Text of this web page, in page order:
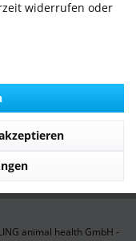
animal health GmbH -
widerrufen oder